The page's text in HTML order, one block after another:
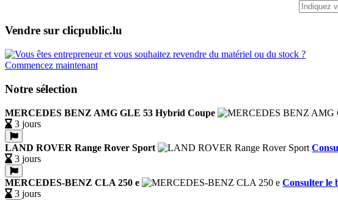
Vendre sur clicpublic.lu
Commencez maintenant
Notre sélection
MERCEDES BENZ AMG GLE 53 Hybrid Coupe
3 jours
LAND ROVER Range Rover Sport
3 jours
MERCEDES-BENZ CLA 250 e
Consulter le
3 jours